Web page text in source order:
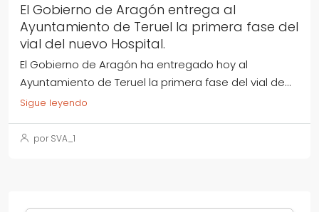
El Gobierno de Aragón entrega al
Ayuntamiento de Teruel la primera fase del
vial del nuevo Hospital.
El Gobierno de Aragón ha entregado hoy al
Ayuntamiento de Teruel la primera fase del vial de...
Sigue leyendo
por SVA_1